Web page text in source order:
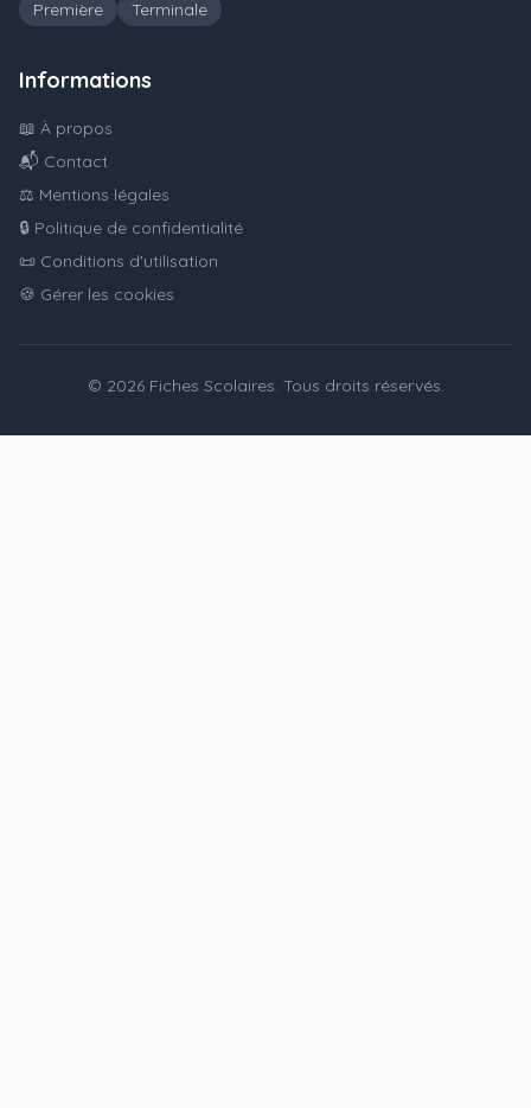
Première Terminale
Informations
📖 À propos
📬 Contact
⚖️ Mentions légales
🔒 Politique de confidentialité
📜 Conditions d'utilisation
🍪 Gérer les cookies
© 2026 Fiches Scolaires. Tous droits réservés.